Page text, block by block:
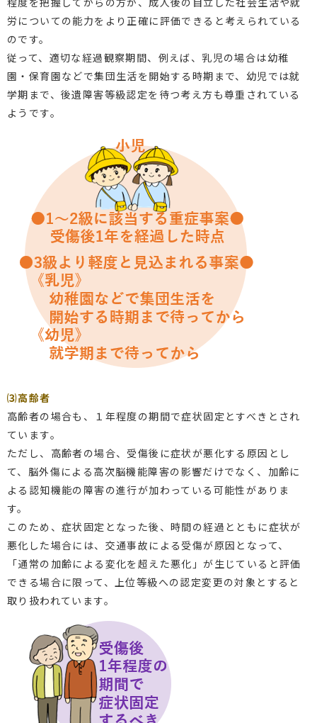
労についての能力をより正確に評価できると考えられている
のです。
従って、適切な経過観察期間、例えば、乳児の場合は幼稚
園・保育園などで集団生活を開始する時期まで、幼児では就
学期まで、後遺障害等級認定を待つ考え方も尊重されている
ようです。
⑶高齢者
高齢者の場合も、１年程度の期間で症状固定とすべきとされ
ています。
ただし、高齢者の場合、受傷後に症状が悪化する原因とし
て、脳外傷による高次脳機能障害の影響だけでなく、加齢に
よる認知機能の障害の進行が加わっている可能性がありま
す。
このため、症状固定となった後、時間の経過とともに症状が
悪化した場合には、交通事故による受傷が原因となって、
「通常の加齢による変化を超えた悪化」が生じていると評価
できる場合に限って、上位等級への認定変更の対象とすると
取り扱われています。